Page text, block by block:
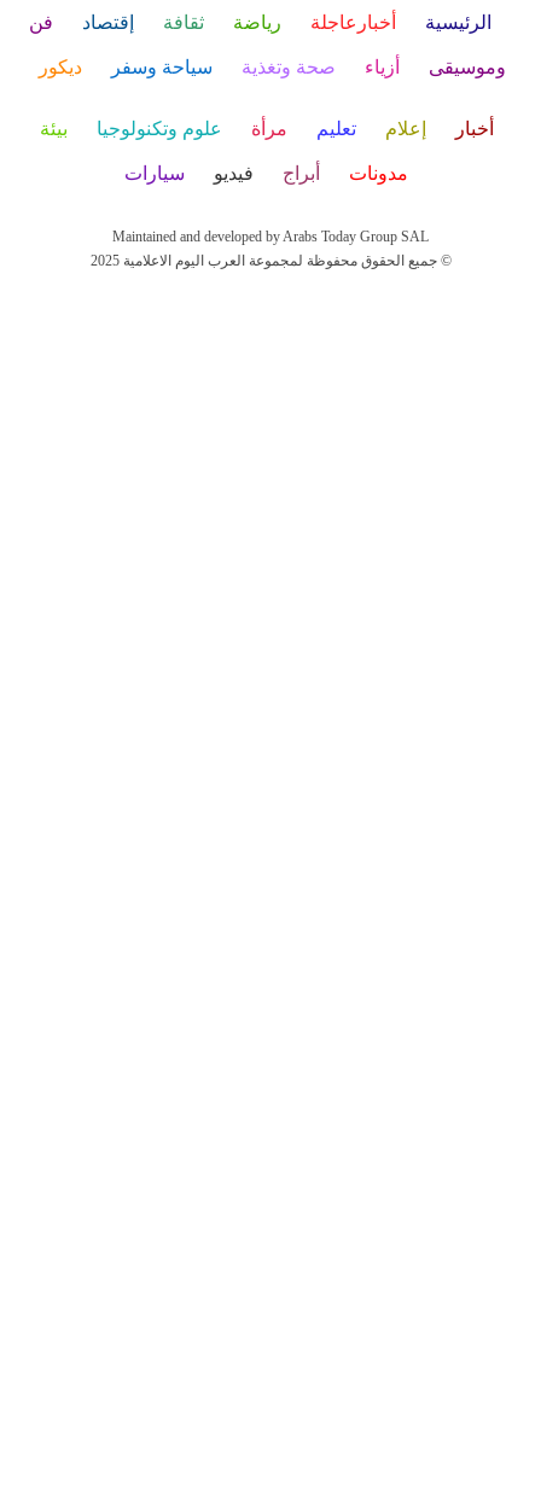
الرئيسية أخبارعاجلة رياضة ثقافة إقتصاد فن
وموسيقى أزياء صحة وتغذية سياحة وسفر ديكور
أخبار إعلام تعليم مرأة علوم وتكنولوجيا بيئة
مدونات أبراج فيديو سيارات
Maintained and developed by Arabs Today Group SAL
جميع الحقوق محفوظة لمجموعة العرب اليوم الاعلامية 2025 ©